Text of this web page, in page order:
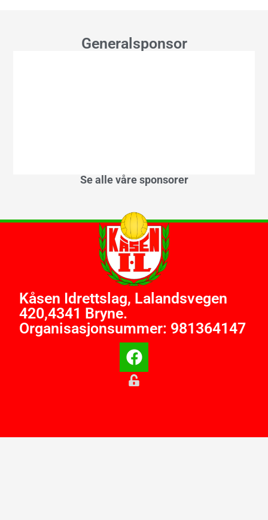
Generalsponsor
Se alle våre sponsorer
Kåsen Idrettslag, Lalandsvegen
420,4341 Bryne.
Organisasjonsummer: 981364147